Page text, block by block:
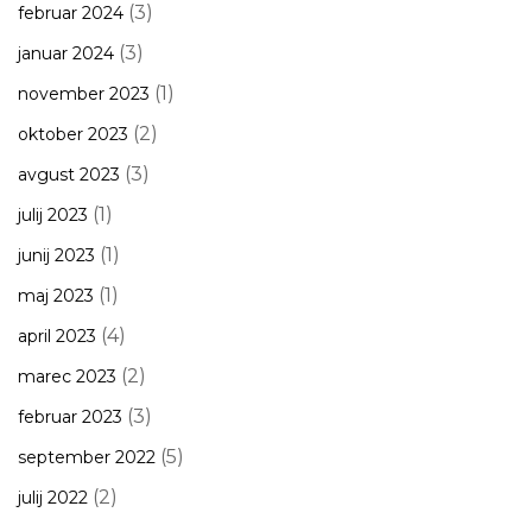
februar 2024 (3)
januar 2024 (3)
november 2023 (1)
oktober 2023 (2)
avgust 2023 (3)
julij 2023 (1)
junij 2023 (1)
maj 2023 (1)
april 2023 (4)
marec 2023 (2)
februar 2023 (3)
september 2022 (5)
julij 2022 (2)